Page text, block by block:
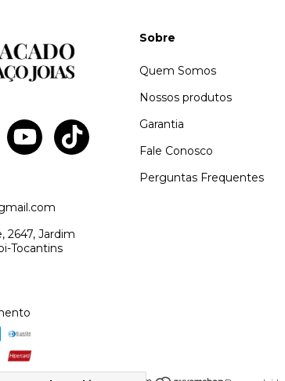
2647, Jardim
Tocantins
Sobre
Quem Somos
Nossos produtos
Garantia
Fale Conosco
Perguntas Frequentes